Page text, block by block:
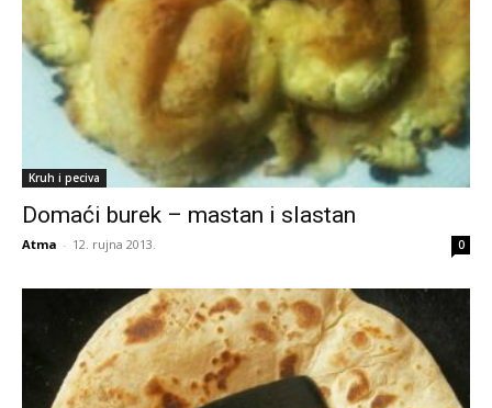
Kruh i peciva
Domaći burek – mastan i slastan
Atma - 12. rujna 2013. 0